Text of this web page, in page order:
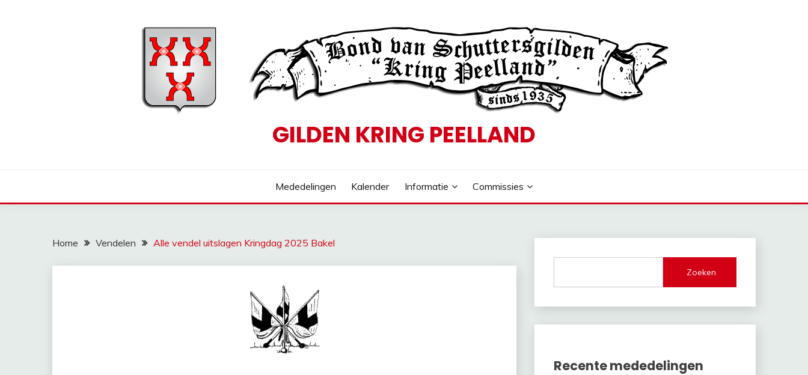
GILDEN KRING PEELLAND
Mededelingen Kalender Informatie Commissies
Home Vendelen Alle vendel uitslagen Kringdag 2025 Bakel
Zoeken
Recente mededelingen